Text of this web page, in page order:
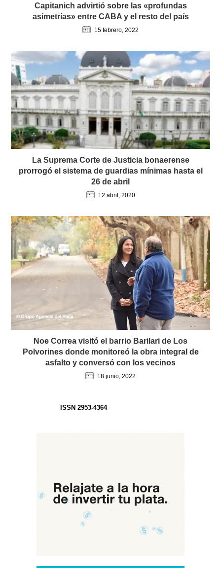
Capitanich advirtió sobre las «profundas
asimetrías» entre CABA y el resto del país
15 febrero, 2022
La Suprema Corte de Justicia bonaerense
prorrogó el sistema de guardias mínimas hasta el
26 de abril
12 abril, 2020
Noe Correa visitó el barrio Barilari de Los
Polvorines donde monitoreó la obra integral de
asfalto y conversó con los vecinos
18 junio, 2022
ISSN 2953-4364